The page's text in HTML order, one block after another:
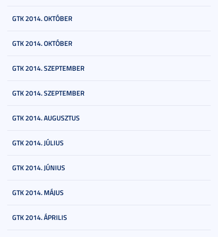
GTK 2014. OKTÓBER
GTK 2014. OKTÓBER
GTK 2014. SZEPTEMBER
GTK 2014. SZEPTEMBER
GTK 2014. AUGUSZTUS
GTK 2014. JÚLIUS
GTK 2014. JÚNIUS
GTK 2014. MÁJUS
GTK 2014. ÁPRILIS